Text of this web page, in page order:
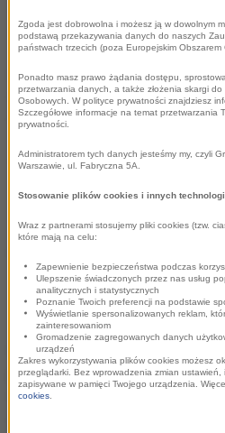
Województwa Małopolskiego,
Program Dziedzictwo i Przemysł
Krzysztof Markiel, Dyrektor
Dziedzictwa Narodowego UMWM.
Zarys nowej strategiiMarketing
Turystyki i Promocji UMWM.
Program strategiczny
TERYTORIALNY
Silna, skutecznie i efektywnie
MAŁOPOLSKA tworząca
przewag konkurencyjnych
spójności jego rozwoju
" - to
Zgoda jest dobrowolna i możesz ją w dowolnym
podstawą przekazywania danych do naszych
państwach trzecich (poza Europejskim Obszarem
Ponadto masz prawo żądania dostępu,
przetwarzania danych, a także złożenia skargi
Osobowych. W polityce prywatności znajdziesz
Szczegółowe informacje na temat przetwarzania
prywatności.
Administratorem tych danych jesteśmy my, czyli
Warszawie, ul. Fabryczna 5A.
Stosowanie plików cookies i innych
Wraz z partnerami stosujemy pliki cookies (tzw.
które mają na celu:
Zapewnienie bezpieczeństwa podczas
Ulepszenie świadczonych przez nas usług
analitycznych i statystycznych
Poznanie Twoich preferencji na podstawie
Wyświetlanie spersonalizowanych reklam,
zainteresowaniom
Gromadzenie zagregowanych danych
urządzeń
Zakres wykorzystywania plików cookies możesz
przeglądarki. Bez wprowadzenia zmian
zapisywane w pamięci Twojego urządzenia.
cookies